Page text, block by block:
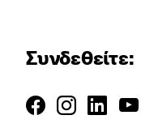
Συνδεθείτε: